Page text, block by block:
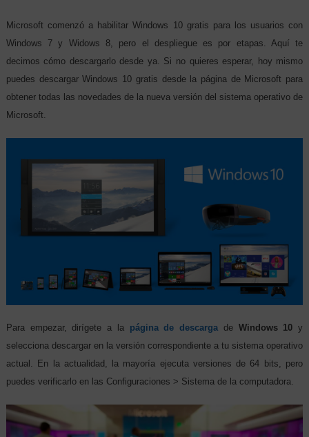
Microsoft comenzó a habilitar Windows 10 gratis para los usuarios con
Windows 7 y Widows 8, pero el despliegue es por etapas.
Aquí te
decimos cómo descargarlo desde ya. Si no quieres esperar, hoy mismo
puedes descargar Windows 10 gratis desde la página de Microsoft para
obtener todas las novedades de la nueva versión del sistema operativo de
Microsoft.
Para empezar, dirígete a la página de descarga de Windows 10 y
selecciona descargar en la versión correspondiente a tu sistema operativo
actual. En la actualidad, la mayoría ejecuta versiones de 64 bits, pero
puedes verificarlo en las Configuraciones > Sistema de la computadora.